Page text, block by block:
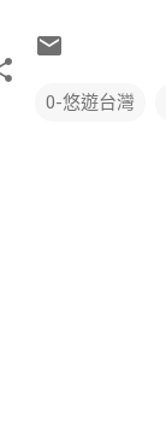
0-悠遊台灣